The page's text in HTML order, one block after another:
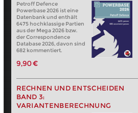
Petroff Defence
Powerbase 2026 ist eine
Datenbank und enthält
6475 hochklassige Partien
aus der Mega 2026 bzw.
der Correspondence
Database 2026, davon sind
682 kommentiert.
9,90 €
RECHNEN UND ENTSCHEIDEN
BAND 3:
VARIANTENBERECHNUNG